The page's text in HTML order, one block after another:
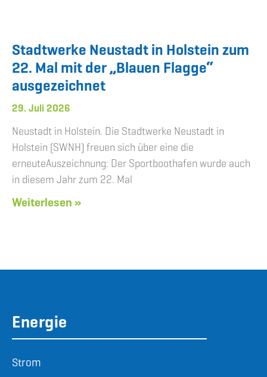
Stadtwerke Neustadt in Holstein zum
22. Mal mit der „Blauen Flagge“
ausgezeichnet
29. Juli 2026
Neustadt in Holstein. Die Stadtwerke Neustadt in
Holstein (SWNH) freuen sich über eine die
erneuteAuszeichnung: Der Sportboothafen wurde auch
in diesem Jahr zum 22. Mal
Weiterlesen »
Energie
Strom